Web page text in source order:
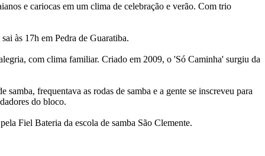
e cariocas em um clima de celebração e verão. Com trio
às 17h em Pedra de Guaratiba.
com clima familiar. Criado em 2009, o 'Só Caminha' surgiu da
frequentava as rodas de samba e a gente se inscreveu para
do bloco.
Fiel Bateria da escola de samba São Clemente.